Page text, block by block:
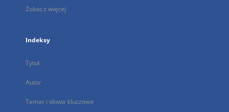
Zobacz więcej
Indeksy
Tytuł
Autor
Temat i słowa kluczowe